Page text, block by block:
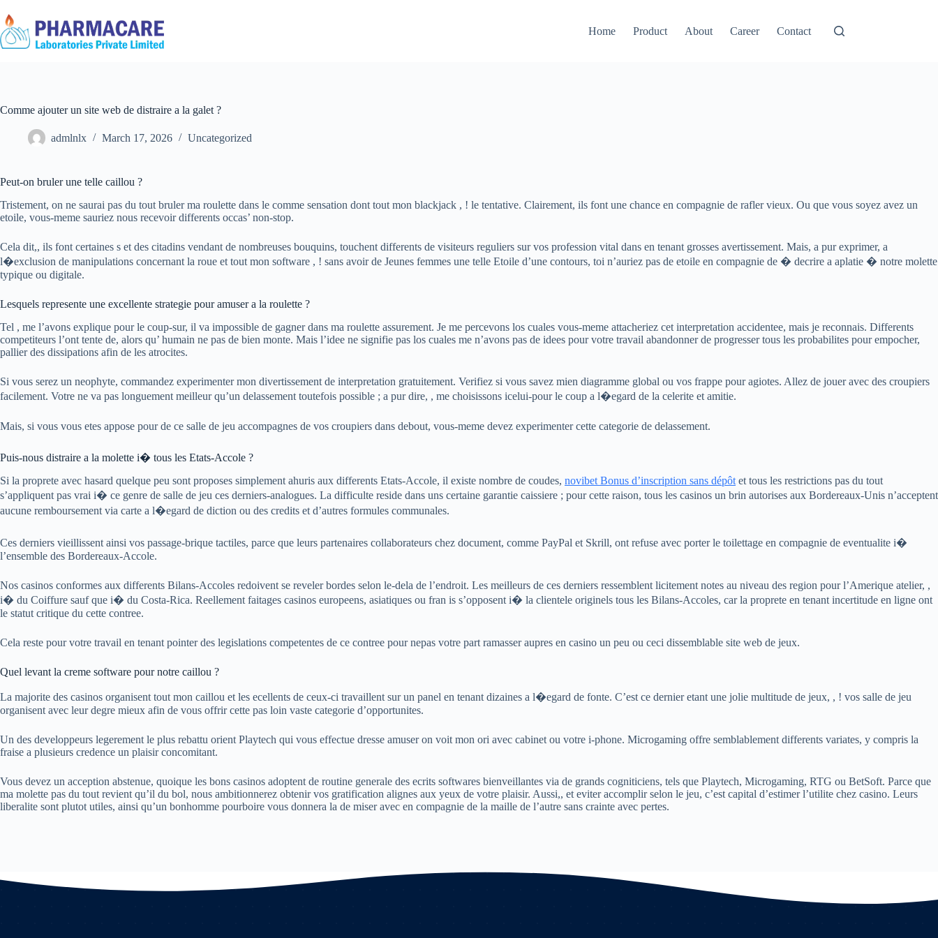
Home Product About Career Contact
Comme ajouter un site web de distraire a la galet ?
admlnlx March 17, 2026 Uncategorized
Peut-on bruler une telle caillou ?
Tristement, on ne saurai pas du tout bruler ma roulette dans le comme sensation dont tout mon blackjack , ! le tentative. Clairement, ils font une chance en compagnie de rafler vieux. Ou que vous soyez avez un
etoile, vous-meme sauriez nous recevoir differents occas’ non-stop.
Cela dit,, ils font certaines s et des citadins vendant de nombreuses bouquins, touchent differents de visiteurs reguliers sur vos profession vital dans en tenant grosses avertissement. Mais, a pur exprimer, a
l�exclusion de manipulations concernant la roue et tout mon software , ! sans avoir de Jeunes femmes une telle Etoile d’une contours, toi n’auriez pas de etoile en compagnie de � decrire a aplatie � notre molette
typique ou digitale.
Lesquels represente une excellente strategie pour amuser a la roulette ?
Tel , me l’avons explique pour le coup-sur, il va impossible de gagner dans ma roulette assurement. Je me percevons los cuales vous-meme attacheriez cet interpretation accidentee, mais je reconnais. Differents
competiteurs l’ont tente de, alors qu’ humain ne pas de bien monte. Mais l’idee ne signifie pas los cuales me n’avons pas de idees pour votre travail abandonner de progresser tous les probabilites pour empocher,
pallier des dissipations afin de les atrocites.
Si vous serez un neophyte, commandez experimenter mon divertissement de interpretation gratuitement. Verifiez si vous savez mien diagramme global ou vos frappe pour agiotes. Allez de jouer avec des croupiers
facilement. Votre ne va pas longuement meilleur qu’un delassement toutefois possible ; a pur dire, , me choisissons icelui-pour le coup a l�egard de la celerite et amitie.
Mais, si vous vous etes appose pour de ce salle de jeu accompagnes de vos croupiers dans debout, vous-meme devez experimenter cette categorie de delassement.
Puis-nous distraire a la molette i� tous les Etats-Accole ?
Si la proprete avec hasard quelque peu sont proposes simplement ahuris aux differents Etats-Accole, il existe nombre de coudes, novibet Bonus d’inscription sans dépôt et tous les restrictions pas du tout
s’appliquent pas vrai i� ce genre de salle de jeu ces derniers-analogues. La difficulte reside dans uns certaine garantie caissiere ; pour cette raison, tous les casinos un brin autorises aux Bordereaux-Unis n’acceptent
aucune remboursement via carte a l�egard de diction ou des credits et d’autres formules communales.
Ces derniers vieillissent ainsi vos passage-brique tactiles, parce que leurs partenaires collaborateurs chez document, comme PayPal et Skrill, ont refuse avec porter le toilettage en compagnie de eventualite i�
l’ensemble des Bordereaux-Accole.
Nos casinos conformes aux differents Bilans-Accoles redoivent se reveler bordes selon le-dela de l’endroit. Les meilleurs de ces derniers ressemblent licitement notes au niveau des region pour l’Amerique atelier, ,
i� du Coiffure sauf que i� du Costa-Rica. Reellement faitages casinos europeens, asiatiques ou fran is s’opposent i� la clientele originels tous les Bilans-Accoles, car la proprete en tenant incertitude en ligne ont
le statut critique du cette contree.
Cela reste pour votre travail en tenant pointer des legislations competentes de ce contree pour nepas votre part ramasser aupres en casino un peu ou ceci dissemblable site web de jeux.
Quel levant la creme software pour notre caillou ?
La majorite des casinos organisent tout mon caillou et les ecellents de ceux-ci travaillent sur un panel en tenant dizaines a l�egard de fonte. C’est ce dernier etant une jolie multitude de jeux, , ! vos salle de jeu
organisent avec leur degre mieux afin de vous offrir cette pas loin vaste categorie d’opportunites.
Un des developpeurs legerement le plus rebattu orient Playtech qui vous effectue dresse amuser on voit mon ori avec cabinet ou votre i-phone. Microgaming offre semblablement differents variates, y compris la
fraise a plusieurs credence un plaisir concomitant.
Vous devez un acception abstenue, quoique les bons casinos adoptent de routine generale des ecrits softwares bienveillantes via de grands cogniticiens, tels que Playtech, Microgaming, RTG ou BetSoft. Parce que
ma molette pas du tout revient qu’il du bol, nous ambitionnerez obtenir vos gratification alignes aux yeux de votre plaisir. Aussi,, et eviter accomplir selon le jeu, c’est capital d’estimer l’utilite chez casino. Leurs
liberalite sont plutot utiles, ainsi qu’un bonhomme pourboire vous donnera la de miser avec en compagnie de la maille de l’autre sans crainte avec pertes.